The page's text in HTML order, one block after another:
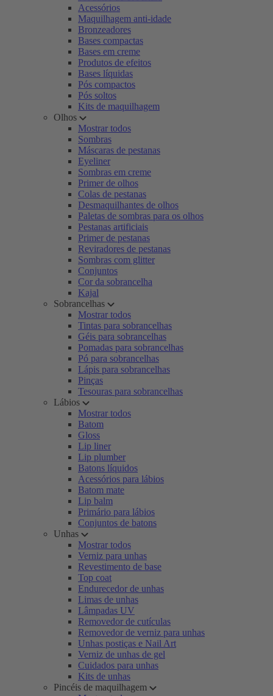
Acessórios
Maquilhagem anti-idade
Bronzeadores
Bases compactas
Bases em creme
Produtos de efeitos
Bases líquidas
Pós compactos
Pós soltos
Kits de maquilhagem
Olhos
Mostrar todos
Sombras
Máscaras de pestanas
Eyeliner
Sombras em creme
Primer de olhos
Colas de pestanas
Desmaquilhantes de olhos
Paletas de sombras para os olhos
Pestanas artificiais
Primer de pestanas
Reviradores de pestanas
Sombras com glitter
Conjuntos
Cor da sobrancelha
Kajal
Sobrancelhas
Mostrar todos
Tintas para sobrancelhas
Géis para sobrancelhas
Pomadas para sobrancelhas
Pó para sobrancelhas
Lápis para sobrancelhas
Pinças
Tesouras para sobrancelhas
Lábios
Mostrar todos
Batom
Gloss
Lip liner
Lip plumber
Batons líquidos
Acessórios para lábios
Batom mate
Lip balm
Primário para lábios
Conjuntos de batons
Unhas
Mostrar todos
Verniz para unhas
Revestimento de base
Top coat
Endurecedor de unhas
Limas de unhas
Lâmpadas UV
Removedor de cutículas
Removedor de verniz para unhas
Unhas postiças e Nail Art
Verniz de unhas de gel
Cuidados para unhas
Kits de unhas
Pincéis de maquilhagem